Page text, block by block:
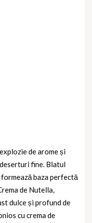
de arome și
fine. Blatul
baza perfectă
de Nutella,
dulce și profund de
cu crema de